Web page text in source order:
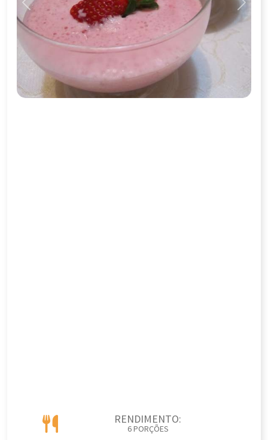
Previous Next
RENDIMENTO:
6 PORÇÕES